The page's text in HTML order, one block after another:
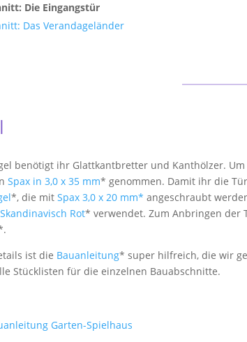
Die Eingangstür
Das Verandageländer
benötigt ihr Glattkantbretter und Kanthölzer.
Spax in 3,0 x 35 mm* genommen. Damit ihr die
*, die mit Spax 3,0 x 20 mm* angeschraubt
Skandinavisch Rot* verwendet. Zum Anbringen der
ist die Bauanleitung* super hilfreich, die wir
Stücklisten für die einzelnen Bauabschnitte.